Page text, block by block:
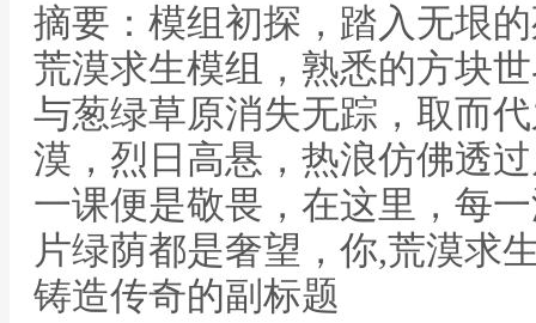
摘要：模组初探，踏入无垠
荒漠求生模组，熟悉的方块
与葱绿草原消失无踪，取而
漠，烈日高悬，热浪仿佛透
一课便是敬畏，在这里，每
片绿荫都是奢望，你,荒漠求
铸造传奇的副标题